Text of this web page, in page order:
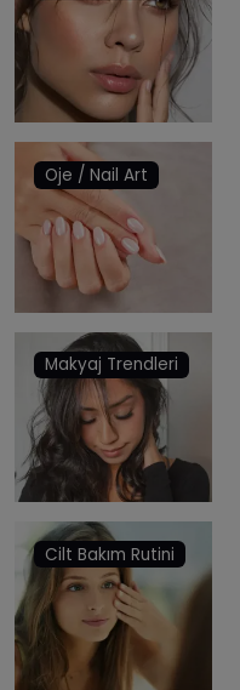
Oje / Nail Art
Makyaj Trendleri
Cilt Bakım Rutini